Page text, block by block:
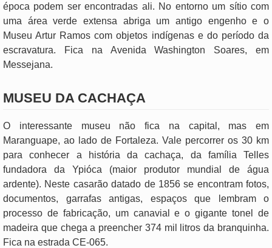
época podem ser encontradas ali. No entorno um sítio com
uma área verde extensa abriga um antigo engenho e o
Museu Artur Ramos com objetos indígenas e do período da
escravatura. Fica na Avenida Washington Soares, em
Messejana.
MUSEU DA CACHAÇA
O interessante museu não fica na capital, mas em
Maranguape, ao lado de Fortaleza. Vale percorrer os 30 km
para conhecer a história da cachaça, da família Telles
fundadora da Ypióca (maior produtor mundial de água
ardente). Neste casarão datado de 1856 se encontram fotos,
documentos, garrafas antigas, espaços que lembram o
processo de fabricação, um canavial e o gigante tonel de
madeira que chega a preencher 374 mil litros da branquinha.
Fica na estrada CE-065.